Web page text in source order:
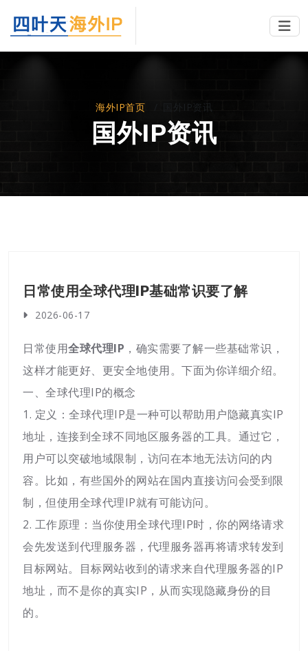
海外IP首页 国外IP资讯
国外IP资讯
日常使用全球代理IP基础常识要了解
2026-06-17
日常使用全球代理IP ，确实需要了解一些基础常识，
这样才能更好、更安全地使用。下面为你详细介绍。
一、全球代理IP的概念
1. 定义：全球代理IP是一种可以帮助用户隐藏真实IP
地址，连接到全球不同地区服务器的工具。通过它，
用户可以突破地域限制，访问在本地无法访问的内
容。比如，有些国外的网站在国内直接访问会受到限
制，但使用全球代理IP就有可能访问。
2. 工作原理：当你使用全球代理IP时，你的网络请求
会先发送到代理服务器，代理服务器再将请求转发到
目标网站。目标网站收到的请求来自代理服务器的IP
地址，而不是你的真实IP，从而实现隐藏身份的目
的。